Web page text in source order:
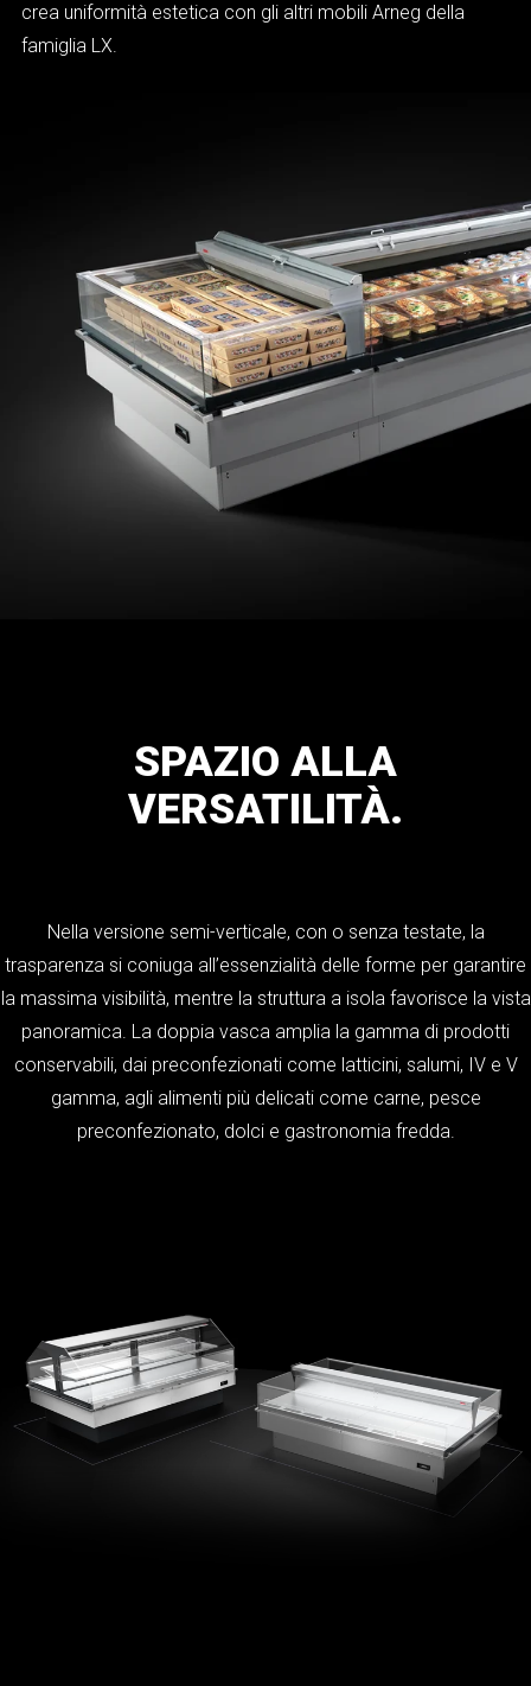
crea uniformità estetica con gli altri mobili Arneg della
famiglia LX.
SPAZIO ALLA
VERSATILITÀ.
Nella versione semi-verticale, con o senza testate, la
trasparenza si coniuga all’essenzialità delle forme per garantire
la massima visibilità, mentre la struttura a isola favorisce la vista
panoramica. La doppia vasca amplia la gamma di prodotti
conservabili, dai preconfezionati come latticini, salumi, IV e V
gamma, agli alimenti più delicati come carne, pesce
preconfezionato, dolci e gastronomia fredda.
Design minimale
Massima trasparenza
Illuminazione LED integrabile